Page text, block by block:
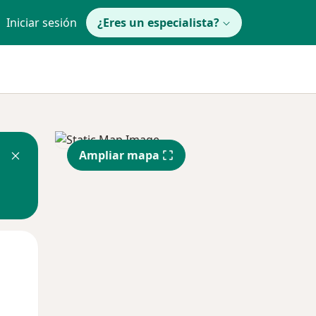
Iniciar sesión ¿Eres un especialista?
Ampliar mapa